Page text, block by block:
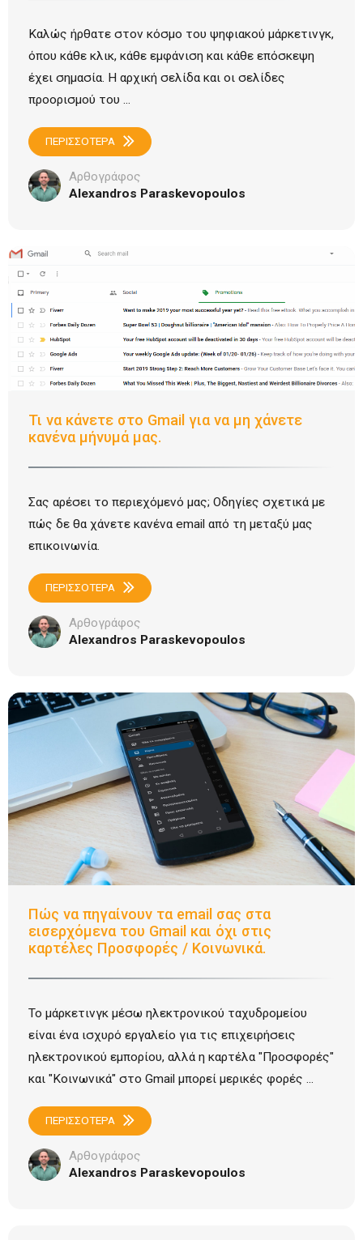
Καλώς ήρθατε στον κόσμο του ψηφιακού μάρκετινγκ,
όπου κάθε κλικ, κάθε εμφάνιση και κάθε επόσκεψη
έχει σημασία. Η αρχική σελίδα και οι σελίδες
προορισμού του ...
ΠΕΡΙΣΣΟΤΕΡΑ
Αρθογράφος
Alexandros Paraskevopoulos
Τι να κάνετε στο Gmail για να μη χάνετε
κανένα μήνυμά μας.
Σας αρέσει το περιεχόμενό μας; Οδηγίες σχετικά με
πώς δε θα χάνετε κανένα email από τη μεταξύ μας
επικοινωνία.
ΠΕΡΙΣΣΟΤΕΡΑ
Αρθογράφος
Alexandros Paraskevopoulos
Πώς να πηγαίνουν τα email σας στα
εισερχόμενα του Gmail και όχι στις
καρτέλες Προσφορές / Κοινωνικά.
Το μάρκετινγκ μέσω ηλεκτρονικού ταχυδρομείου
είναι ένα ισχυρό εργαλείο για τις επιχειρήσεις
ηλεκτρονικού εμπορίου, αλλά η καρτέλα "Προσφορές"
και "Κοινωνικά" στο Gmail μπορεί μερικές φορές ...
ΠΕΡΙΣΣΟΤΕΡΑ
Αρθογράφος
Alexandros Paraskevopoulos